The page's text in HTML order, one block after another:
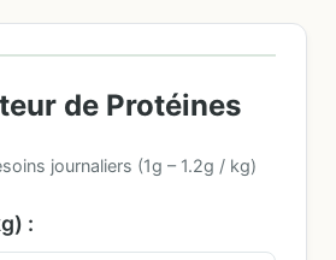
de Protéines
journaliers (1g – 1.2g / kg)
: